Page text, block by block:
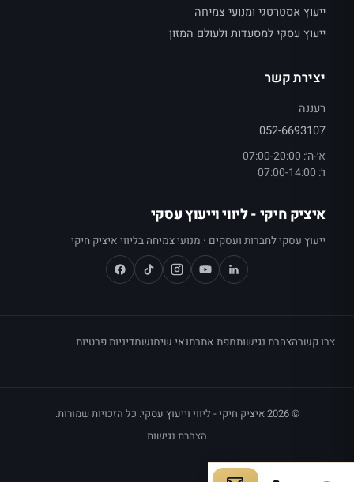
ייעוץ אסטרטגי ומנועי צמיחה
ייעוץ עסקי למסעדות ולעולם המזון
יצירת קשר
רעננה
052-6693107
א׳-ה׳: 07:00-20:00
ו׳: 07:00-14:00
איציק חיקי - ליווי וייעוץ עסקי
ייעוץ עסקי לחברות ועסקים · מנועי צמיחה בליווי איציק חיקי
צרו קשרהצהרת נגישותמפת אתרתנאי שימושמדיניות פרטיות
© 2026 איציק חיקי - ליווי וייעוץ עסקי. כל הזכויות שמורות.
הצהרת נגישות